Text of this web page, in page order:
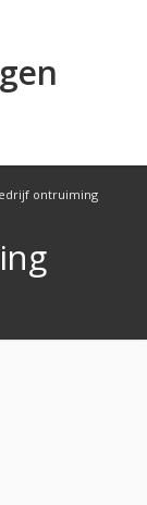
ontruiming